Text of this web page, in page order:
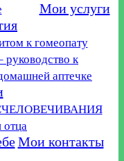
Мои услуги
к гомеопату
к
аптечке
отца
Мои контакты